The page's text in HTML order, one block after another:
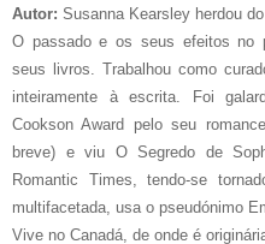
Autor: Susanna Kearsley herdou
O passado e os seus efeitos no
seus livros. Trabalhou como
inteiramente à escrita. Foi
Cookson Award pelo seu
breve) e viu O Segredo de
Romantic Times, tendo-se
multifacetada, usa o pseudónimo
Vive no Canadá, de onde é